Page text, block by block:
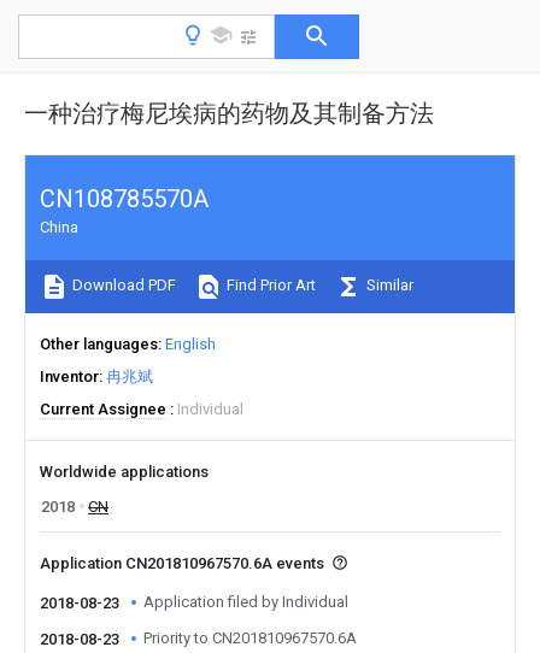
一种治疗梅尼埃病的药物及其制备方法
CN108785570A
China
Download PDF Find Prior Art Similar
Other languages English
Inventor 冉兆斌
Current Assignee
Individual
Worldwide applications
2018
CN
Application CN201810967570.6A events
2018-08-23 Application filed by Individual
2018-08-23 Priority to CN201810967570.6A